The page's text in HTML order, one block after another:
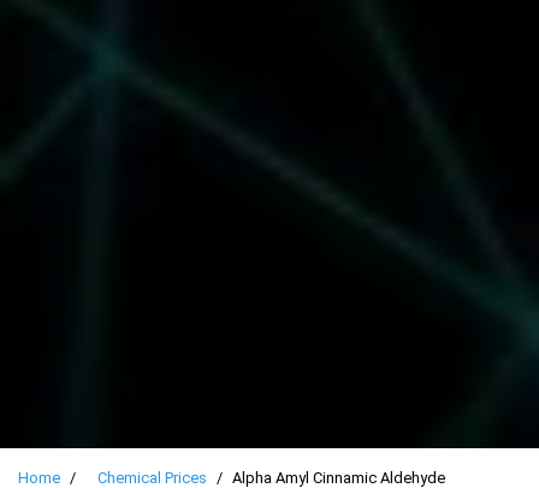
Home Chemical Prices Alpha Amyl Cinnamic Aldehyde